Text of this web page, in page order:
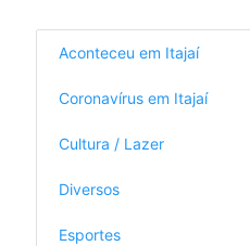
Aconteceu em Itajaí
Coronavírus em Itajaí
Cultura / Lazer
Diversos
Esportes